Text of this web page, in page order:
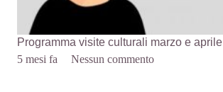
Programma visite culturali marzo e aprile
5 mesi fa
Nessun commento